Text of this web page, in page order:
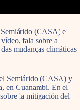
Semiárido (CASA) e
fala sobre a
mudanças climáticas
Semiárido (CASA) y
en Guanambi. En el
la mitigación del